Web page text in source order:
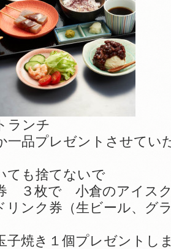
ランチ
一品プレゼントさせてい
ても捨てないで
３枚で 小倉のアイス
リンク券（生ビール、グ
子焼き１個プレゼントし